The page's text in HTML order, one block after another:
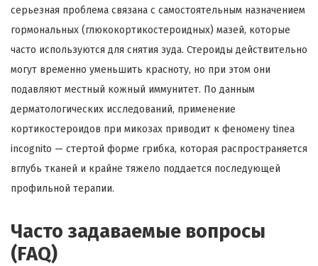
серьезная проблема связана с самостоятельным назначением
гормональных (глюкокортикостероидных) мазей, которые
часто используются для снятия зуда. Стероиды действительно
могут временно уменьшить красноту, но при этом они
подавляют местный кожный иммунитет. По данным
дерматологических исследований, применение
кортикостероидов при микозах приводит к феномену tinea
incognito — стертой форме грибка, которая распространяется
вглубь тканей и крайне тяжело поддается последующей
профильной терапии.
Часто задаваемые вопросы
(FAQ)